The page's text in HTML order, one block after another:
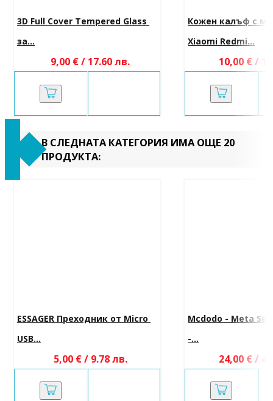
3D Full Cover Tempered Glass
за...
9,00 € / 17.60 лв.
Кожен калъф с
Xiaomi Redmi...
10,00 € /
В СЛЕДНАТА КАТЕГОРИЯ ИМА ОЩЕ 20
ПРОДУКТА:
ESSAGER Преходник от Micro
USB...
5,00 € / 9.78 лв.
Mcdodo - Meta
-...
24,00 € /